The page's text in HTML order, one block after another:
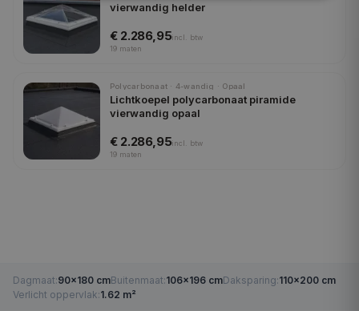
vierwandig helder
€ 2.286,95incl.
btw
19 maten
Polycarbonaat · 4-wandig · Opaal
Lichtkoepel polycarbonaat piramide
vierwandig opaal
€ 2.286,95incl.
btw
19 maten
Dagmaat:90×180 cmBuitenmaat:106×196 cmDaksparing:110×200 cm
Verlicht oppervlak:1.62 m²